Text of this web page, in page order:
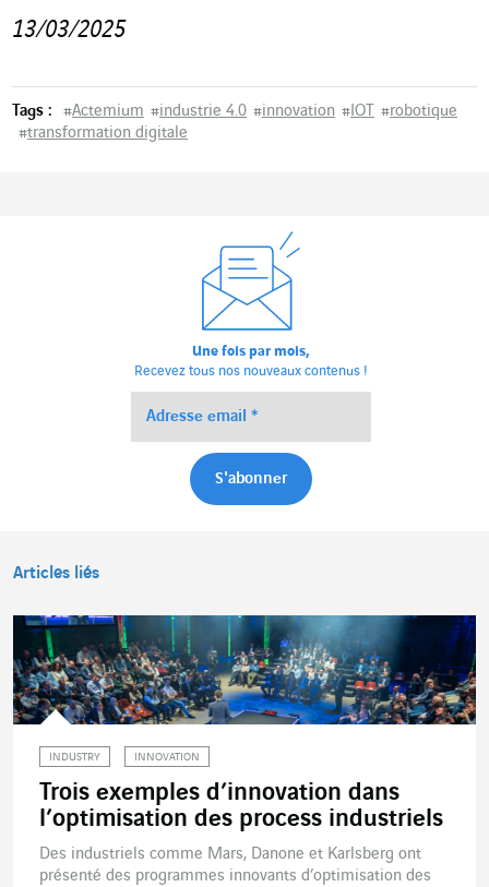
13/03/2025
Tags : #Actemium #industrie 4.0 #innovation #IOT #robotique
#transformation digitale
Une fois par mois,
Recevez tous nos nouveaux contenus !
Articles liés
INDUSTRY INNOVATION
Trois exemples d’innovation dans
l’optimisation des process industriels
Des industriels comme Mars, Danone et Karlsberg ont
présenté des programmes innovants d’optimisation des